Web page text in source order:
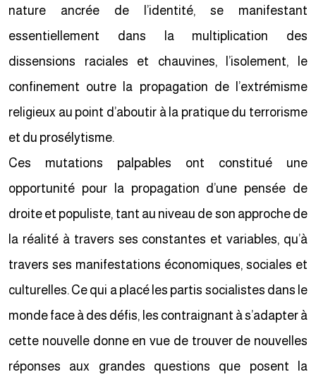
nature ancrée de l’identité, se manifestant
essentiellement dans la multiplication des
dissensions raciales et chauvines, l’isolement, le
confinement outre la propagation de l’extrémisme
religieux au point d’aboutir à la pratique du terrorisme
et du prosélytisme.
Ces mutations palpables ont constitué une
opportunité pour la propagation d’une pensée de
droite et populiste, tant au niveau de son approche de
la réalité à travers ses constantes et variables, qu’à
travers ses manifestations économiques, sociales et
culturelles. Ce qui a placé les partis socialistes dans le
monde face à des défis, les contraignant à s’adapter à
cette nouvelle donne en vue de trouver de nouvelles
réponses aux grandes questions que posent la